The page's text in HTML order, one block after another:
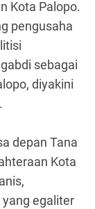
Kota Palopo.
pengusaha
sebagai
diyakini
depan Tana
Kota
egaliter